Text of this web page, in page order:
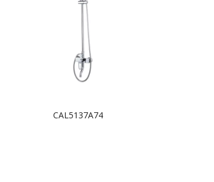
CAL5137A74